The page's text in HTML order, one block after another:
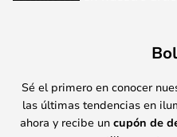
Sé el primero en conocer
las últimas tendencias en
ahora y recibe un cupón de